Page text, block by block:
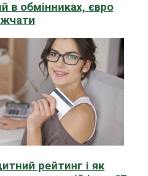
в обмінниках, євро
рейтинг і як